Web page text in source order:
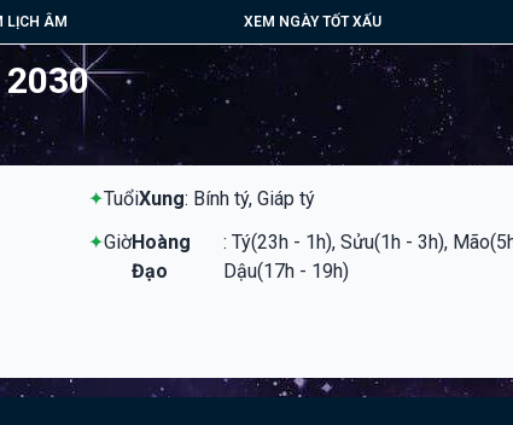
LỊCH ÂM XEM NGÀY TỐT XẤU
✦TuổiXung: Bính tý, Giáp tý
✦GiờHoàng
Đạo
: Tý(23h - 1h), Sửu(1h - 3h),
Dậu(17h - 19h)